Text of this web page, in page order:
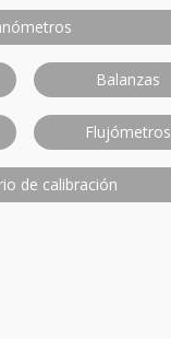
Balanzas
Flujómetros
de calibración